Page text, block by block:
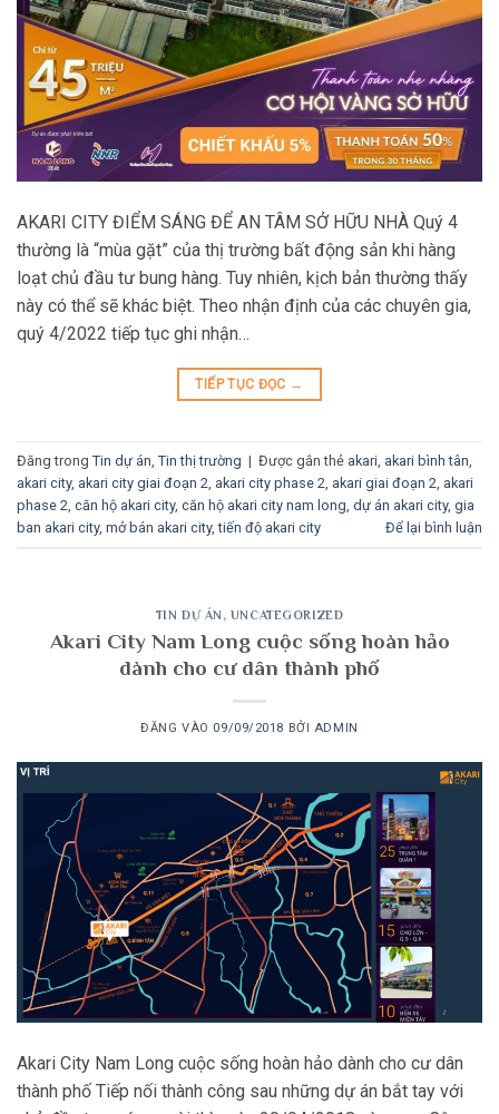
AKARI CITY ĐIỂM SÁNG ĐỂ AN TÂM SỞ HỮU NHÀ Quý 4
thường là “mùa gặt” của thị trường bất động sản khi hàng
loạt chủ đầu tư bung hàng. Tuy nhiên, kịch bản thường thấy
này có thể sẽ khác biệt. Theo nhận định của các chuyên gia,
quý 4/2022 tiếp tục ghi nhận…
TIẾP TỤC ĐỌC →
Đăng trong Tin dự án Tin thị trường | Được gắn thẻ akari akari bình tân
akari city, akari city giai đoạn 2 akari city phase 2 akari giai đoạn 2 akari
phase 2 căn hộ akari city, căn hộ akari city nam long dự án akari city, gia
ban akari city, mở bán akari city,tiến độ akari city Để lại bình luận
TIN DỰ ÁN , UNCATEGORIZED
Akari City Nam Long cuộc sống hoàn hảo
dành cho cư dân thành phố
ĐĂNG VÀO 09/09/2018 BỞI ADMIN
Akari City Nam Long cuộc sống hoàn hảo dành cho cư dân
thành phố Tiếp nối thành công sau những dự án bắt tay với